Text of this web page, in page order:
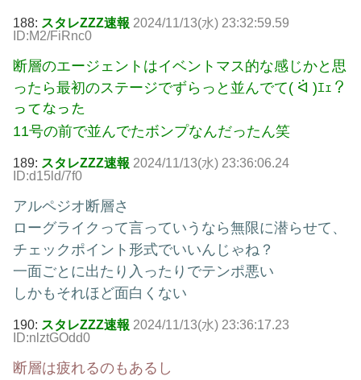
188: スタレZZZ速報 2024/11/13(水) 23:32:59.59
ID:M2/FiRnc0
断層のエージェントはイベントマス的な感じかと思
ったら最初のステージでずらっと並んでて( ᐛ )ｴｪ？
ってなった
11号の前で並んでたボンプなんだったん笑
189: スタレZZZ速報 2024/11/13(水) 23:36:06.24
ID:d15ld/7f0
アルペジオ断層さ
ローグライクって言っていうなら無限に潜らせて、
チェックポイント形式でいいんじゃね？
一面ごとに出たり入ったりでテンポ悪い
しかもそれほど面白くない
190: スタレZZZ速報 2024/11/13(水) 23:36:17.23
ID:nlztGOdd0
断層は疲れるのもあるし